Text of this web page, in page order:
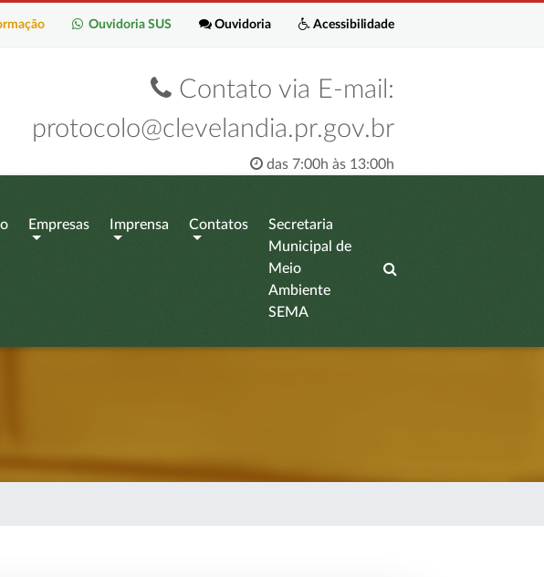
Acessibilidade
Ouvidoria
Ouvidoria SUS
Contato via E-mail:
protocolo@clevelandia.pr.gov.br
das 7:00h às 13:00h
Empresas Imprensa Contatos
Secretaria
Municipal de
Meio
Ambiente
SEMA